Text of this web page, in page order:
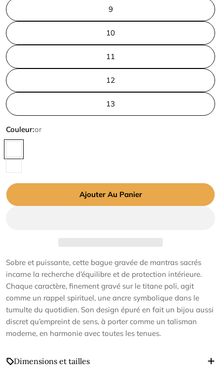
9
10
11
12
13
Couleur:or
Ajouter Au Panier
Sobre et puissante, cette bague gravée de mantras sacrés
incarne la recherche d’équilibre et de protection intérieure.
Chaque caractère, finement gravé sur le titane poli, agit
comme un rappel spirituel, une ancre symbolique dans le
tumulte du quotidien. Son design épuré en fait un bijou aussi
discret qu’empreint de sens, à porter comme un talisman
moderne, en harmonie avec toutes les tenues.
Dimensions et tailles